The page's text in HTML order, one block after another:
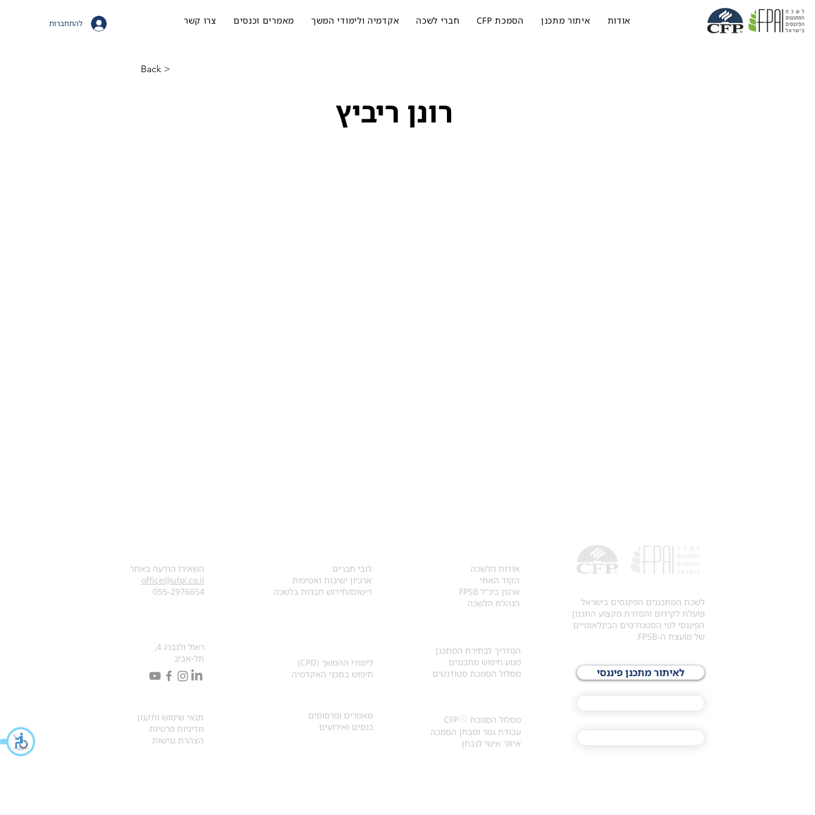
להתחברות אודות איתור מתכנן הסמכת CFP חברי לשכה אקדמיה ולימודי המשך מאמרים וכנסים צרו קשר
< Back
רונן ריביץ
לשכת המתכננים הפיננסים בישראל
פועלת לקידום והסדרת מקצוע התכנון
הפיננסי לפי הסטנדרטים הבינלאומיים
של מועצת ה-FPSB.
לאיתור מתכנן פיננסי
​אודות הלשכה
הקוד האתי
ארגון בינ"ל FPSB
הנהלת הלשכה
המדריך לבחירת המתכנן
מנוע חיפוש מתכננים
מסלול הסמכת סטודנטים
לובי חברים
ארכיון ישיבות ואסיפות
רישום/חידוש חברות בלשכה
השאירו הודעה באתר
office@ufpi.co.il
​055-2976654
לימודי ההמשך (CPD)
חיפוש בתכני האקדמיה
ראול ולנברג 4,
תל-אביב
מסלול הסמכת ®
CFP
עבודת גמר ומבחן הסמכה
איזור אישי לנבחן
מאמרים ופרסומים
כנסים ואירועים
תנאי שימוש ותקנון
מדיניות פרטיות
הצהרת נגישות